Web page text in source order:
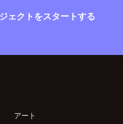
ェクトをスタートする
アート